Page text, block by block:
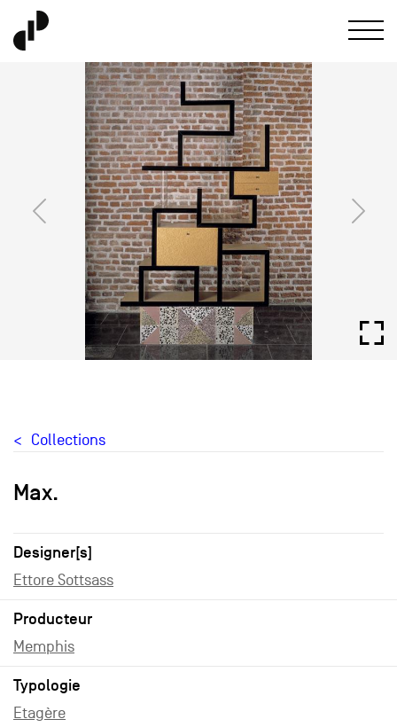
Collections
Max.
Designer[s]
Ettore Sottsass
Producteur
Memphis
Typologie
Etagère